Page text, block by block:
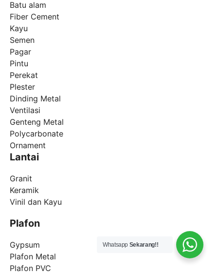
Batu alam
Fiber Cement
Kayu
Semen
Pagar
Pintu
Perekat
Plester
Dinding Metal
Ventilasi
Genteng Metal
Polycarbonate
Ornament
Lantai
Granit
Keramik
Vinil dan Kayu
Plafon
Gypsum
Plafon Metal
Plafon PVC
Whatsapp Sekarang!!